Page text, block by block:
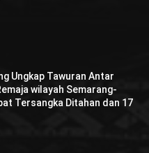
Ungkap Tawuran Antar
wilayah Semarang-
Tersangka Ditahan dan 17